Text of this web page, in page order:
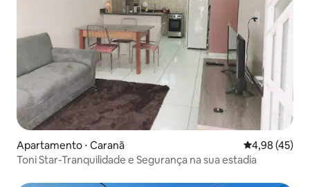
Apartamento ⋅ Caranã 4,98 de uma
4,98 (45)
Toni Star-Tranquilidade e Segurança na sua estadia